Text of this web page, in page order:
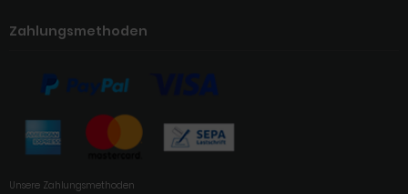
Zahlungsmethoden
Unsere Zahlungsmethoden